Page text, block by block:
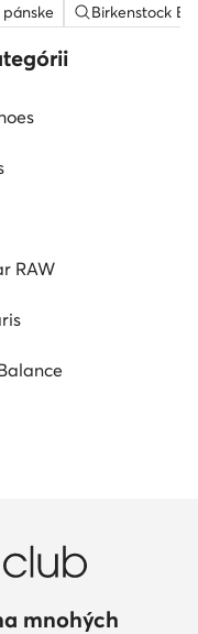
Birkenstock
RAW
mnohých